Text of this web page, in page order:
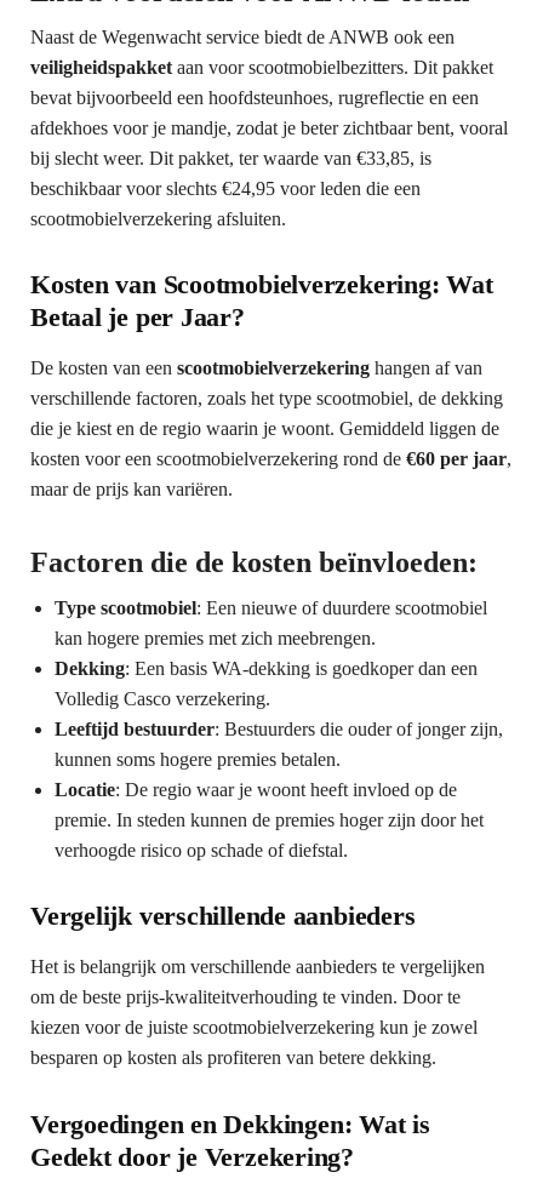
Naast de Wegenwacht service biedt de ANWB ook een
veiligheidspakket aan voor scootmobielbezitters. Dit pakket
bevat bijvoorbeeld een hoofdsteunhoes, rugreflectie en een
afdekhoes voor je mandje, zodat je beter zichtbaar bent, vooral
bij slecht weer. Dit pakket, ter waarde van €33,85, is
beschikbaar voor slechts €24,95 voor leden die een
scootmobielverzekering afsluiten.
Kosten van Scootmobielverzekering: Wat
Betaal je per Jaar?
De kosten van een scootmobielverzekering hangen af van
verschillende factoren, zoals het type scootmobiel, de dekking
die je kiest en de regio waarin je woont. Gemiddeld liggen de
kosten voor een scootmobielverzekering rond de €60 per jaar,
maar de prijs kan variëren.
Factoren die de kosten beïnvloeden:
Type scootmobiel: Een nieuwe of duurdere scootmobiel
kan hogere premies met zich meebrengen.
Dekking: Een basis WA-dekking is goedkoper dan een
Volledig Casco verzekering.
Leeftijd bestuurder: Bestuurders die ouder of jonger zijn,
kunnen soms hogere premies betalen.
Locatie: De regio waar je woont heeft invloed op de
premie. In steden kunnen de premies hoger zijn door het
verhoogde risico op schade of diefstal.
Vergelijk verschillende aanbieders
Het is belangrijk om verschillende aanbieders te vergelijken
om de beste prijs-kwaliteitverhouding te vinden. Door te
kiezen voor de juiste scootmobielverzekering kun je zowel
besparen op kosten als profiteren van betere dekking.
Vergoedingen en Dekkingen: Wat is
Gedekt door je Verzekering?